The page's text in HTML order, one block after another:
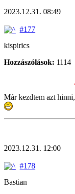
2023.12.31. 08:49
#177
kispirics
Hozzászólások: 1114
Már kezdtem azt
2023.12.31. 12:00
#178
Bastian